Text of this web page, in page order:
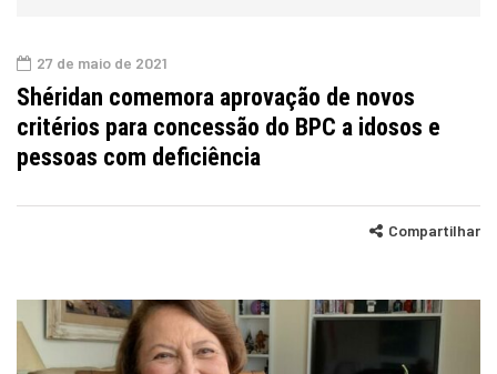
27 de maio de 2021
Shéridan comemora aprovação de novos
critérios para concessão do BPC a idosos e
pessoas com deficiência
Compartilhar